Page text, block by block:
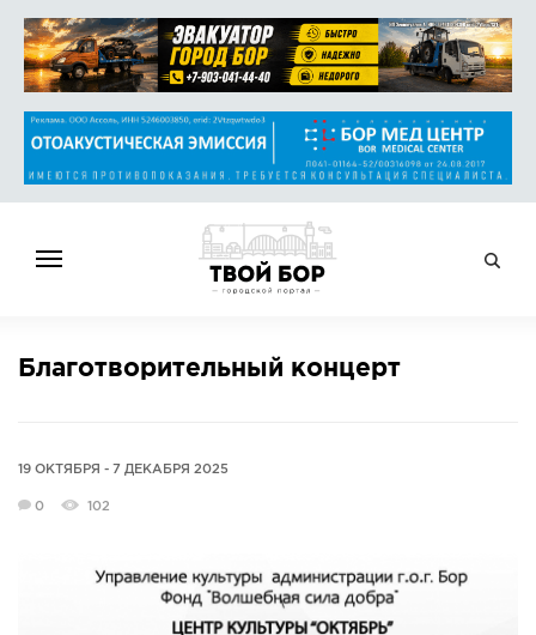
НОВОСТИ
КАМЕРЫ
Благотворительный концерт
19 ОКТЯБРЯ - 7 ДЕКАБРЯ 2025
0 102